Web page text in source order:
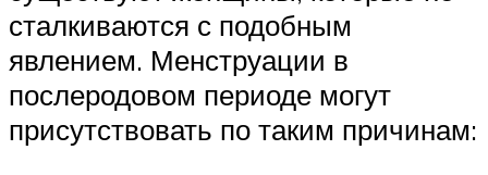
сталкиваются с подобным
явлением. Менструации в
послеродовом периоде могут
присутствовать по таким причинам: